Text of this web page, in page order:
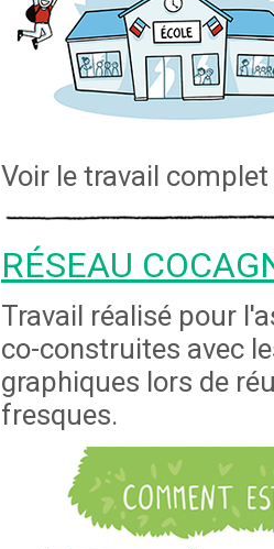
Voir le travail complet
RÉSEAU
Travail réalisé pour
co-construites avec
graphiques lors de
fresques.